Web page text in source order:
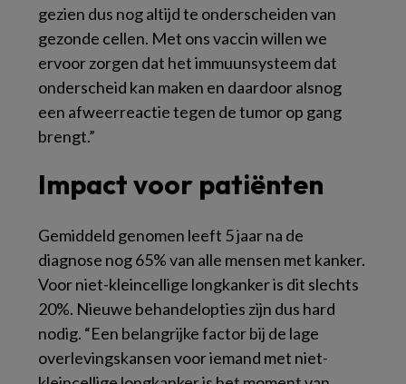
gezien dus nog altijd te onderscheiden van
gezonde cellen. Met ons vaccin willen we
ervoor zorgen dat het immuunsysteem dat
onderscheid kan maken en daardoor alsnog
een afweerreactie tegen de tumor op gang
brengt.”
Impact voor patiënten
Gemiddeld genomen leeft 5 jaar na de
diagnose nog 65% van alle mensen met kanker.
Voor niet-kleincellige longkanker is dit slechts
20%. Nieuwe behandelopties zijn dus hard
nodig. “Een belangrijke factor bij de lage
overlevingskansen voor iemand met niet-